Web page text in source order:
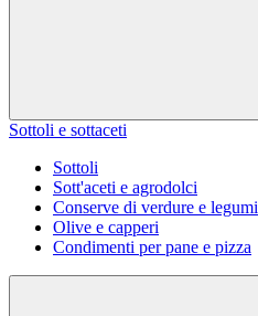
Sottoli e sottaceti
Sottoli
Sott'aceti e agrodolci
Conserve di verdure e legumi
Olive e capperi
Condimenti per pane e pizza